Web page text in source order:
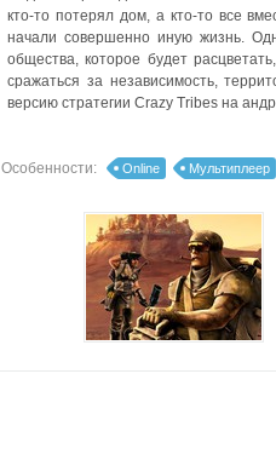
кто-то потерял дом, а кто-то все
начали совершенно иную жизнь.
общества, которое будет
сражаться за независимость,
версию стратегии Crazy Tribes на
Особенности: Online Мультиплеер